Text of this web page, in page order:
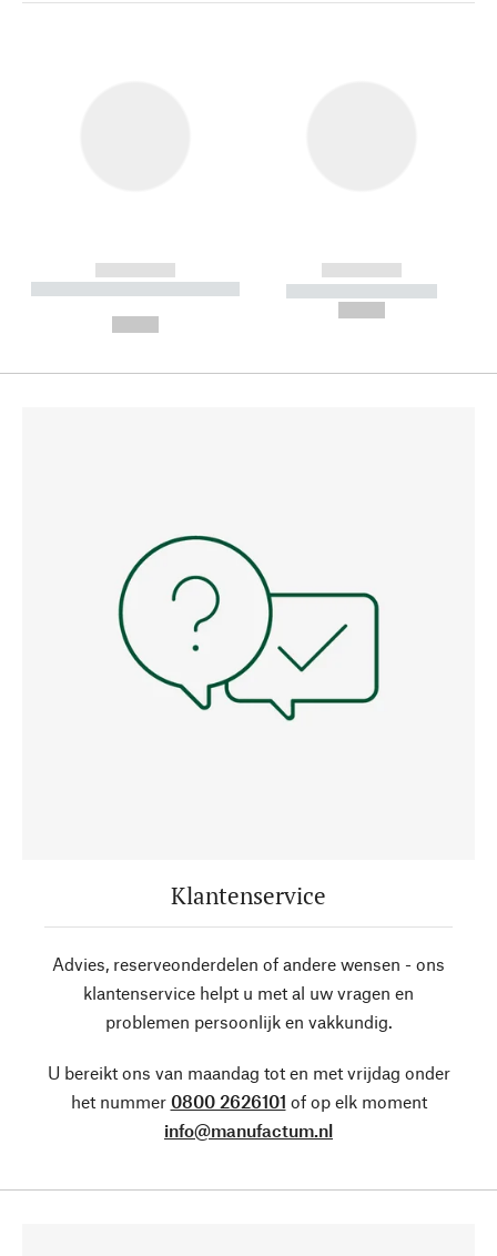
------------
----------- ----------- --------
------------
----------- -----------
Klantenservice
Advies, reserveonderdelen of andere wensen - ons
klantenservice helpt u met al uw vragen en
problemen persoonlijk en vakkundig.
U bereikt ons van maandag tot en met vrijdag onder
het nummer 0800 2626101 of op elk moment
info@manufactum.nl